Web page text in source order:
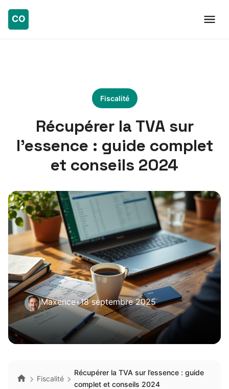
Fiscalité
Récupérer la TVA sur
l’essence : guide complet
et conseils 2024
Maxence•18 septembre 2025
Fiscalité
Récupérer la TVA sur l’essence : guide
complet et conseils 2024